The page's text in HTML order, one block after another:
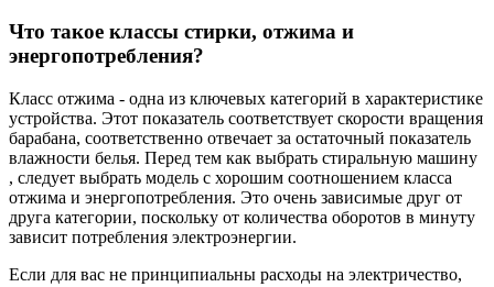
Что такое классы стирки, отжима и
энергопотребления?
Класс отжима - одна из ключевых категорий в характеристике
устройства. Этот показатель соответствует скорости вращения
барабана, соответственно отвечает за остаточный показатель
влажности белья. Перед тем как выбрать стиральную машину
, следует выбрать модель с хорошим соотношением класса
отжима и энергопотребления. Это очень зависимые друг от
друга категории, поскольку от количества оборотов в минуту
зависит потребления электроэнергии.
Если для вас не принципиальны расходы на электричество,